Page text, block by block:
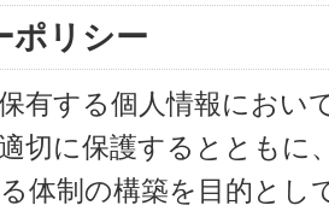
ポリシー
有する個人情報におい
切に保護するとともに
体制の構築を目的とし